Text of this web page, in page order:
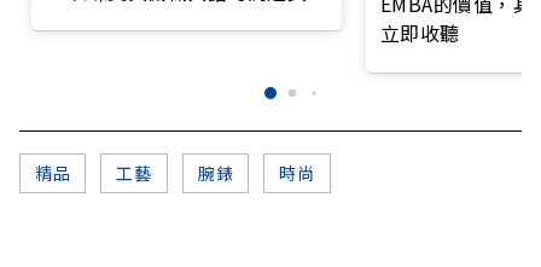
立即收聽
精品 工藝 腕錶 時尚